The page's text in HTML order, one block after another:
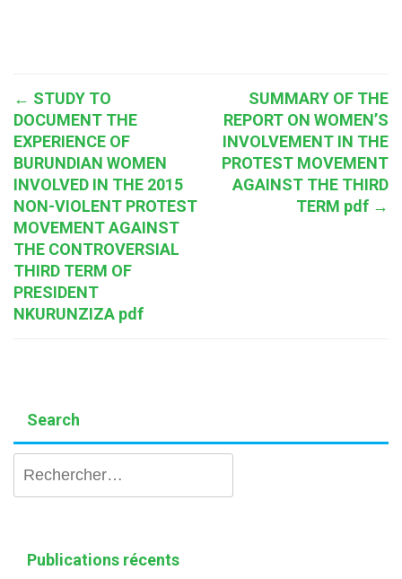
Post
navigation
← STUDY TO
DOCUMENT THE
EXPERIENCE OF
BURUNDIAN WOMEN
INVOLVED IN THE 2015
NON-VIOLENT PROTEST
MOVEMENT AGAINST
THE CONTROVERSIAL
THIRD TERM OF
PRESIDENT
NKURUNZIZA pdf
SUMMARY OF THE
REPORT ON WOMEN’S
INVOLVEMENT IN THE
PROTEST MOVEMENT
AGAINST THE THIRD
TERM pdf →
Search
Publications récents